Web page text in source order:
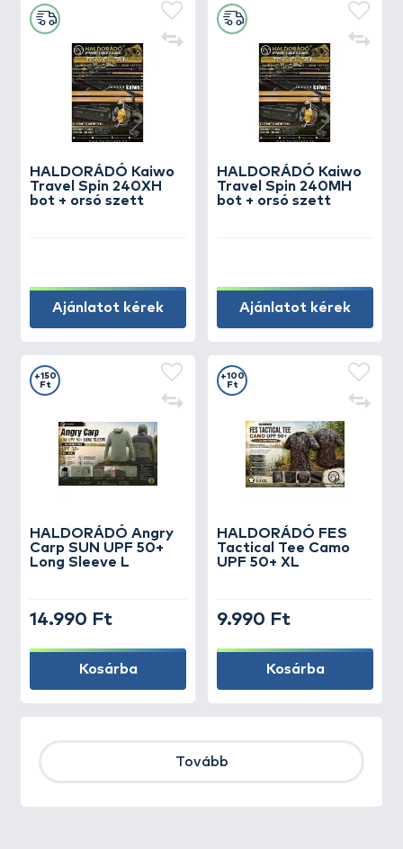
HALDORÁDÓ Kaiwo
Travel Spin 240XH
bot + orsó szett
Ajánlatot kérek
HALDORÁDÓ Kaiwo
Travel Spin 240MH
bot + orsó szett
Ajánlatot kérek
HALDORÁDÓ Angry
Carp SUN UPF 50+
Long Sleeve L
+150
Ft
14.990 Ft
Kosárba
HALDORÁDÓ FES
Tactical Tee Camo
UPF 50+ XL
+100
Ft
9.990 Ft
Kosárba
Tovább